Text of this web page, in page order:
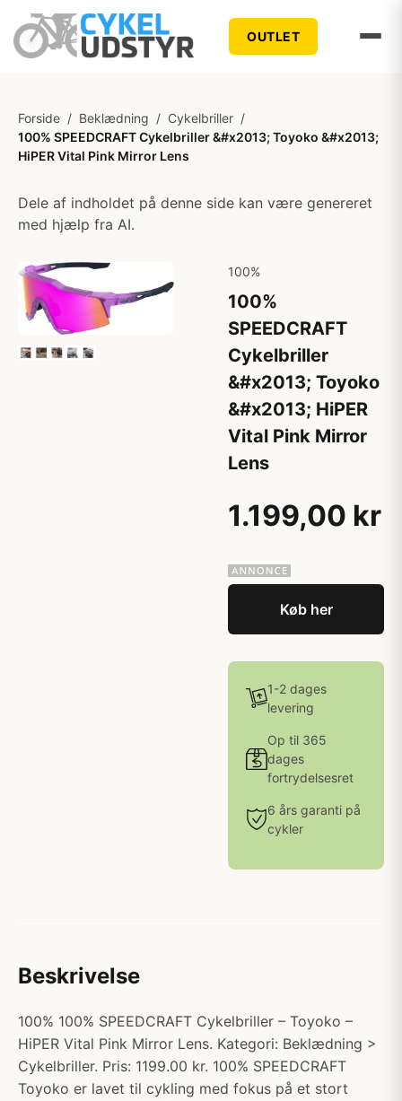
OUTLET
Forside / Beklædning / Cykelbriller /
100% SPEEDCRAFT Cykelbriller &#x2013; Toyoko &#x2013;
HiPER Vital Pink Mirror Lens
Dele af indholdet på denne side kan være genereret
med hjælp fra AI.
100%
100%
SPEEDCRAFT
Cykelbriller
&#x2013; Toyoko
&#x2013; HiPER
Vital Pink Mirror
Lens
1.199,00 kr
Køb her
1-2 dages
levering
Op til 365
dages
fortrydelsesret
6 års garanti på
cykler
Beskrivelse
100% 100% SPEEDCRAFT Cykelbriller – Toyoko –
HiPER Vital Pink Mirror Lens. Kategori: Beklædning >
Cykelbriller. Pris: 1199.00 kr. 100% SPEEDCRAFT
Toyoko er lavet til cykling med fokus på et stort